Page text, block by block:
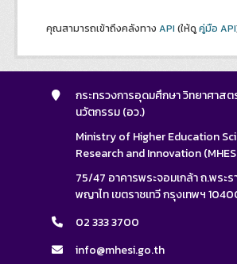
คุณสามารถเข้าถึงคลังทางAPI (ให้ดูคู่มือ API
กระทรวงการอุดมศึกษา วิทยาศาสต
นวัตกรรม (อว.)
Ministry of Higher Education
Research and Innovation
75/47 อาคารพระจอมเกล้า ถ.พระ
พญาไท เขตราชเทวี กรุงเทพฯ
02 333 3700
info@mhesi.go.th